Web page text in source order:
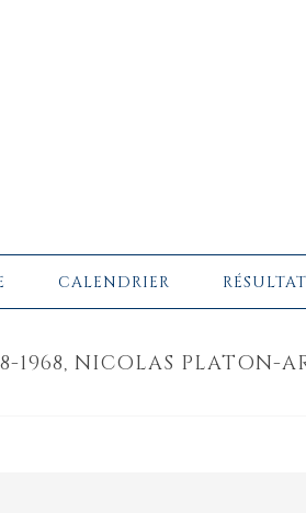
CALENDRIER
1968, NICOLAS PLATON-